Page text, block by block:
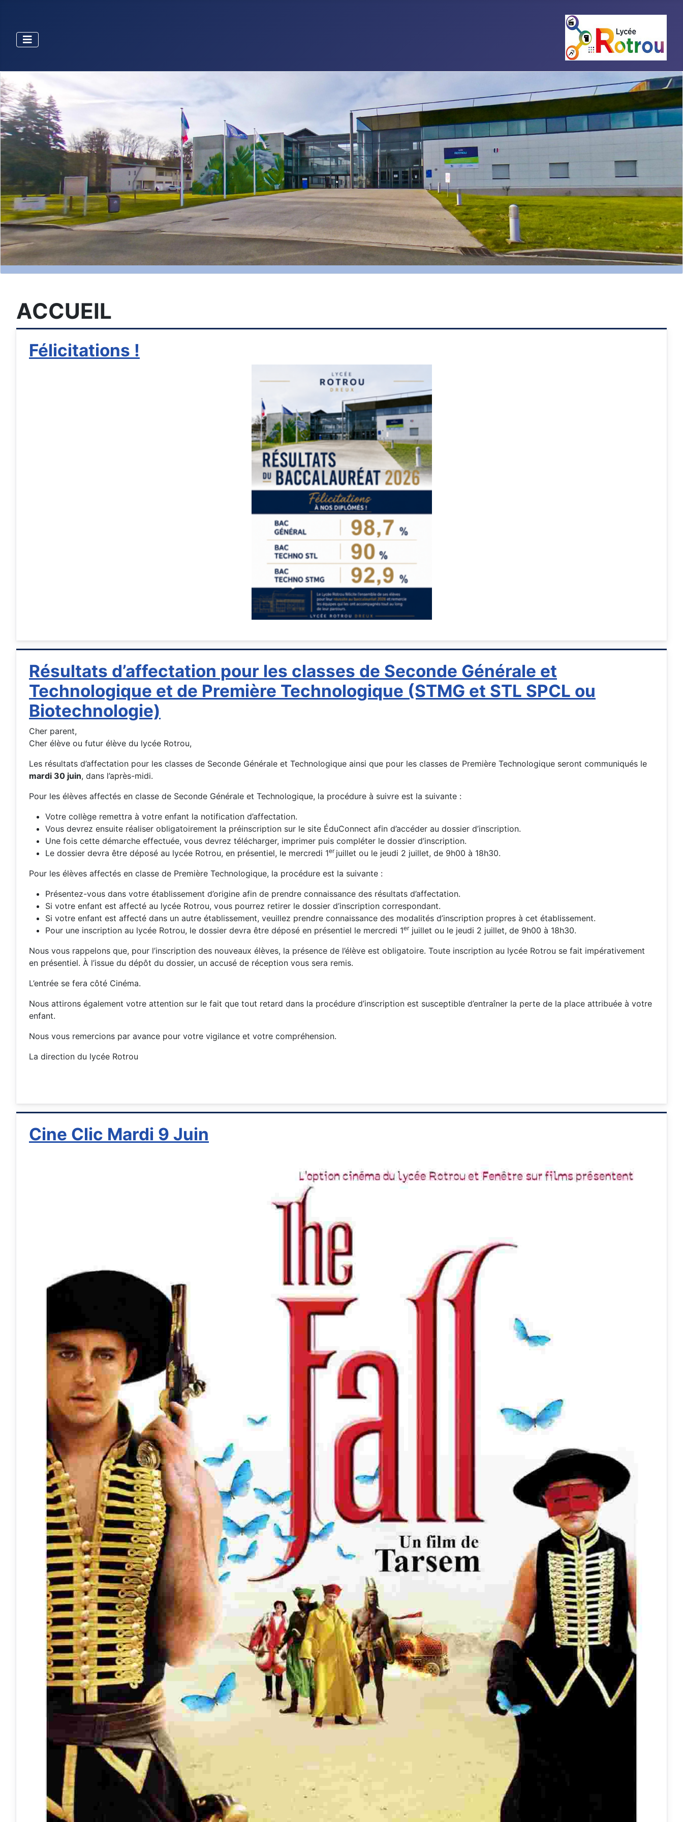
ACCUEIL
Félicitations !
Résultats d’affectation pour les classes de Seconde Générale et
Technologique et de Première Technologique (STMG et STL SPCL ou
Biotechnologie)
Cher parent,
Cher élève ou futur élève du lycée Rotrou,
Les résultats d’affectation pour les classes de Seconde Générale et Technologique ainsi que pour les classes de Première Technologique seront communiqués le
mardi 30 juin, dans l’après-midi.
Pour les élèves affectés en classe de Seconde Générale et Technologique, la procédure à suivre est la suivante :
Votre collège remettra à votre enfant la notification d’affectation.
Vous devrez ensuite réaliser obligatoirement la préinscription sur le site ÉduConnect afin d’accéder au dossier d’inscription.
Une fois cette démarche effectuée, vous devrez télécharger, imprimer puis compléter le dossier d’inscription.
Le dossier devra être déposé au lycée Rotrou, en présentiel, le mercredi 1er juillet ou le jeudi 2 juillet, de 9h00 à 18h30.
Pour les élèves affectés en classe de Première Technologique, la procédure est la suivante :
Présentez-vous dans votre établissement d’origine afin de prendre connaissance des résultats d’affectation.
Si votre enfant est affecté au lycée Rotrou, vous pourrez retirer le dossier d’inscription correspondant.
Si votre enfant est affecté dans un autre établissement, veuillez prendre connaissance des modalités d’inscription propres à cet établissement.
Pour une inscription au lycée Rotrou, le dossier devra être déposé en présentiel le mercredi 1erjuillet ou le jeudi 2 juillet, de 9h00 à 18h30.
Nous vous rappelons que, pour l’inscription des nouveaux élèves, la présence de l’élève est obligatoire. Toute inscription au lycée Rotrou se fait impérativement
en présentiel. À l’issue du dépôt du dossier, un accusé de réception vous sera remis.
L’entrée se fera côté Cinéma.
Nous attirons également votre attention sur le fait que tout retard dans la procédure d’inscription est susceptible d’entraîner la perte de la place attribuée à votre
enfant.
Nous vous remercions par avance pour votre vigilance et votre compréhension.
La direction du lycée Rotrou
Cine Clic Mardi 9 Juin